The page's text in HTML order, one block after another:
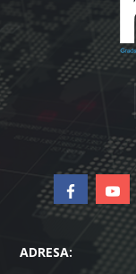
ADRESA: